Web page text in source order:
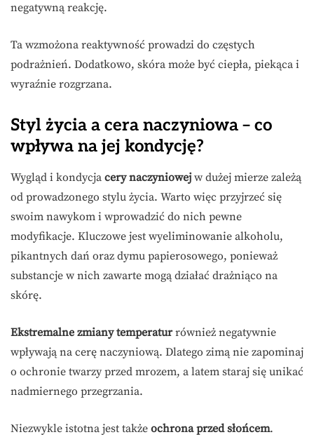
negatywną reakcję.
Ta wzmożona reaktywność prowadzi do częstych
podrażnień. Dodatkowo, skóra może być ciepła, piekąca i
wyraźnie rozgrzana.
Styl życia a cera naczyniowa – co
wpływa na jej kondycję?
Wygląd i kondycja cery naczyniowej w dużej mierze zależą
od prowadzonego stylu życia. Warto więc przyjrzeć się
swoim nawykom i wprowadzić do nich pewne
modyfikacje. Kluczowe jest wyeliminowanie alkoholu,
pikantnych dań oraz dymu papierosowego, ponieważ
substancje w nich zawarte mogą działać drażniąco na
skórę.
Ekstremalne zmiany temperaturrównież negatywnie
wpływają na cerę naczyniową. Dlatego zimą nie zapominaj
o ochronie twarzy przed mrozem, a latem staraj się unikać
nadmiernego przegrzania.
Niezwykle istotna jest także ochrona przed słońcem.